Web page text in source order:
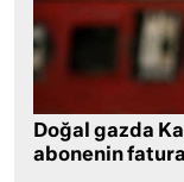
Doğal gazda
abonenin